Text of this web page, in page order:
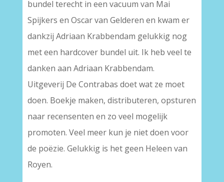
bundel terecht in een vacuum van Mai
Spijkers en Oscar van Gelderen en kwam er
dankzij Adriaan Krabbendam gelukkig nog
met een hardcover bundel uit. Ik heb veel te
danken aan Adriaan Krabbendam.
Uitgeverij De Contrabas doet wat ze moet
doen. Boekje maken, distributeren, opsturen
naar recensenten en zo veel mogelijk
promoten. Veel meer kun je niet doen voor
de poëzie. Gelukkig is het geen Heleen van
Royen.